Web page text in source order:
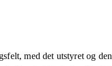
med det utstyret og den